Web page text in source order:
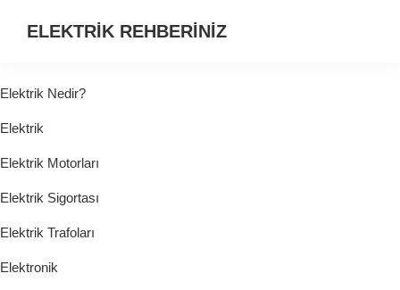
ELEKTRİK REHBERİNİZ
HER
ŞEY...
Elektrik Nedir?
Elektrik
Elektrik Motorları
Elektrik Sigortası
Elektrik Trafoları
Elektronik